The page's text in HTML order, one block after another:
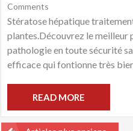
Comments
Stératose hépatique
plantes.Découvrez le
pathologie en toute sécurité
efficace qui fontionne très
READ MORE